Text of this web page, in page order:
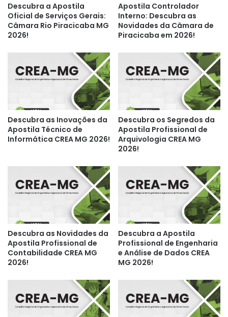
Descubra a Apostila
Oficial de Serviços Gerais:
Câmara Rio Piracicaba MG
2026!
Apostila Controlador
Interno: Descubra as
Novidades da Câmara de
Piracicaba em 2026!
Descubra as Inovações da
Apostila Técnico de
Informática CREA MG 2026!
Descubra os Segredos da
Apostila Profissional de
Arquivologia CREA MG
2026!
Descubra as Novidades da
Apostila Profissional de
Contabilidade CREA MG
2026!
Descubra a Apostila
Profissional de Engenharia
e Análise de Dados CREA
MG 2026!